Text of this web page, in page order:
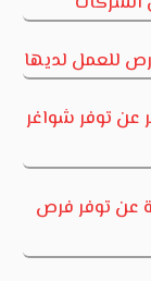
للعمل لديها
عن توفر شواغر
عن توفر فرص